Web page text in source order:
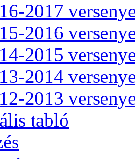
2017
2016
2015
2014
2013
tabló